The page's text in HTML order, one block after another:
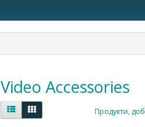
Video Accessories
Продукти,